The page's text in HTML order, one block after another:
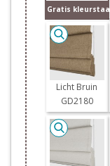
Gratis kleurstaal
Licht Bruin
GD2180